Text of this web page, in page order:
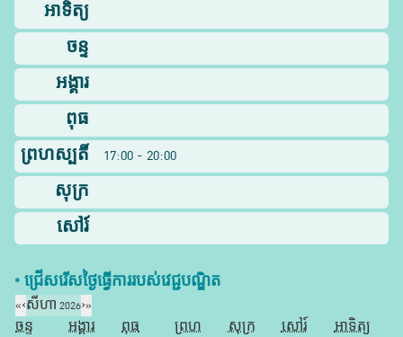
អាទិត្យ
ចន្ទ
អង្គារ
ពុធ
ព្រហស្បតិ៍
17:00 - 20:00
សុក្រ
សៅរ៍
* ជ្រើសរើស​ថ្ងៃ​ធ្វើការ​របស់​វេជ្ជបណ្ឌិត​
«‹សីហា 2026›»
ចន្ទ
អង្គារ ពុធ ព្រហ សុក្រ សៅរ៍
អាទិត្យ